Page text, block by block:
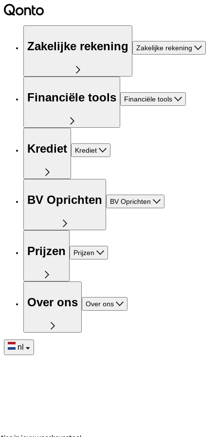
Zakelijke rekening Zakelijke rekening
Financiële tools Financiële tools
Krediet Krediet
BV Oprichten BV Oprichten
Prijzen Prijzen
Over ons Over ons
nl